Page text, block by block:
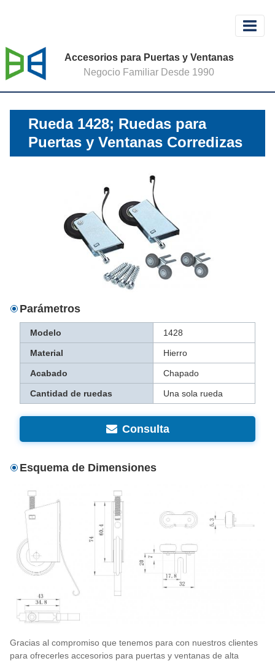
Accesorios para Puertas y Ventanas
Negocio Familiar Desde 1990
Rueda 1428; Ruedas para
Puertas y Ventanas Corredizas
Parámetros
Modelo 1428
Material Hierro
Acabado Chapado
Cantidad de ruedas Una sola rueda
Consulta
Esquema de Dimensiones
Gracias al compromiso que tenemos para con nuestros clientes
para ofrecerles accesorios para puertas y ventanas de alta